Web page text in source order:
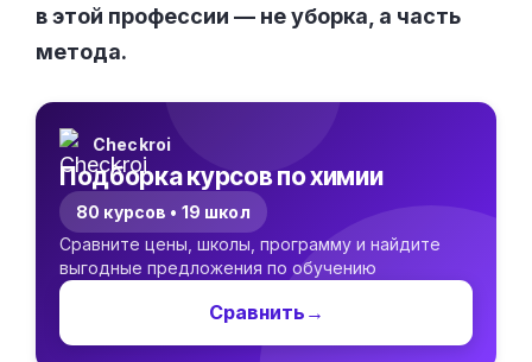
в этой профессии — не уборка, а часть
метода.
Checkroi
Подборка курсов по химии
80 курсов • 19 школ
Сравните цены, школы, программу и найдите
выгодные предложения по обучению
Сравнить →